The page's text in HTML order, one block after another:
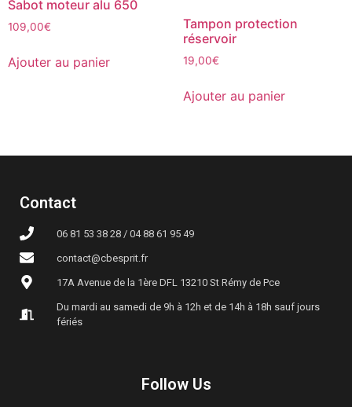
Sabot moteur alu 650
109,00€
Ajouter au panier
Tampon protection
réservoir
19,00€
Ajouter au panier
Contact
06 81 53 38 28 / 04 88 61 95 49
contact@cbesprit.fr
17A Avenue de la 1ère DFL 13210 St Rémy de Pce
Du mardi au samedi de 9h à 12h et de 14h à 18h sauf jours
fériés
Follow Us